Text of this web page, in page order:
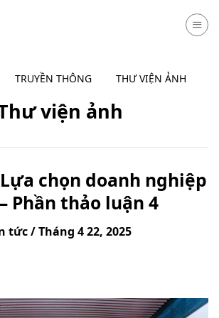
TRUYỀN THÔNG THƯ VIỆN ẢNH
viện ảnh
chọn doanh nghiệp
Phần thảo luận 4
tức / Tháng 4 22, 2025